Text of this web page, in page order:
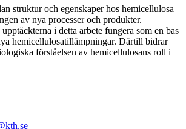
struktur och egenskaper hos hemicellulosa
av nya processer och produkter.
i detta arbete fungera som en bas
hemicellulosatillämpningar. Därtill bidrar
förståelsen av hemicellulosans roll i